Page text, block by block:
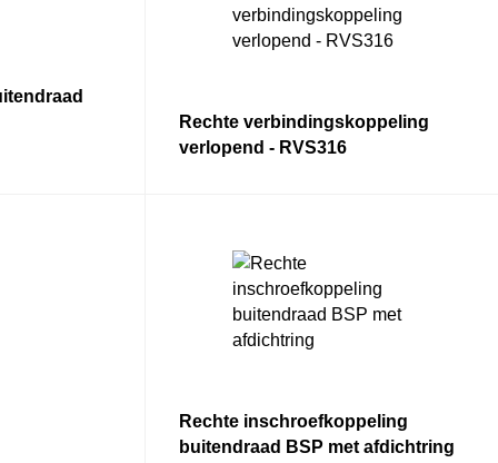
Rechte verbindingskoppeling
verlopend - RVS316
Rechte inschroefkoppeling
buitendraad BSP met afdichtring